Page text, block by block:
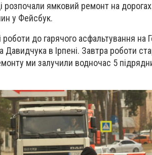
розпочали ямковий ремонт на
у Фейсбук.
роботи до гарячого асфальтування
Давидчука в Ірпені. Завтра роботи
ми залучили водночас 5